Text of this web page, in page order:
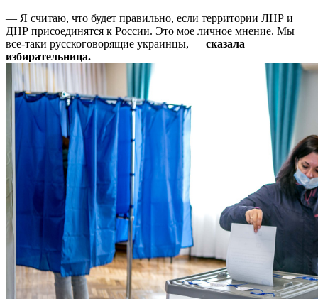
— Я считаю, что будет правильно, если территории ЛНР и
ДНР присоединятся к России. Это мое личное мнение. Мы
все-таки русскоговорящие украинцы, — сказала
избирательница.